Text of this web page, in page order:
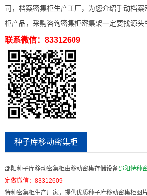
司，档案密集柜生产工厂，为您介绍手动档
柜产品，采购咨询密集柜密集架一定要找源头
联系微信：83312609
种子库移动密集柜
邵阳种子库移动密集柜由移动密集存储设备邵阳特种
定做微信： 83312609
特种密集柜生产厂家，提供优质种子库移动密集柜图